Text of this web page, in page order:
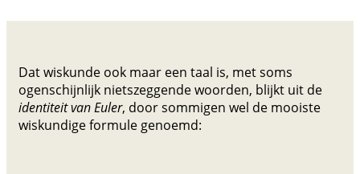
Dat wiskunde ook maar een taal is, met soms
ogenschijnlijk nietszeggende woorden, blijkt uit de
identiteit van Euler, door sommigen wel de mooiste
wiskundige formule genoemd: